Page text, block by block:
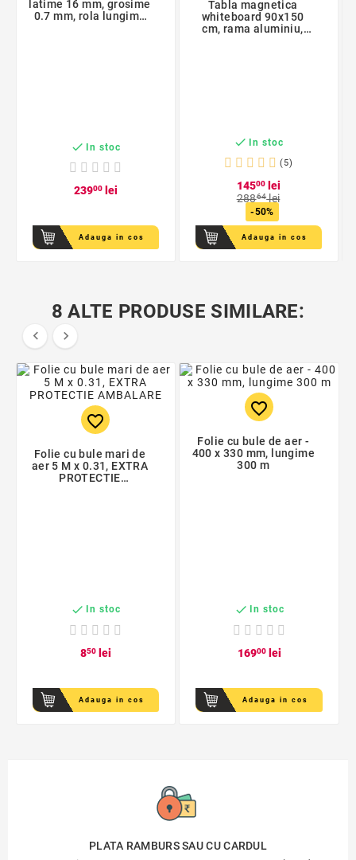
latime 16 mm, grosime
0.7 mm, rola lungime
 In stoc
23900lei
Adauga in cos
Tabla magnetica
whiteboard 90x150
cm, rama aluminiu,
 In stoc
(5)
14500lei
28864lei
-50%
Adauga in cos
8 ALTE PRODUSE SIMILARE:
 
favorite_border
Folie cu bule mari de
aer 5 M x 0.31, EXTRA
PROTECTIE
 In stoc
850lei
Adauga in cos
favorite_border
Folie cu bule de aer -
400 x 330 mm, lungime
300 m
 In stoc
16900lei
Adauga in cos
PLATA RAMBURS SAU CU CARDUL